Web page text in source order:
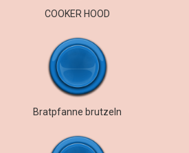
COOKER HOOD
Bratpfanne brutzeln